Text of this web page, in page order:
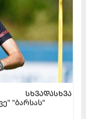
ᲡᲮᲕᲐᲓᲐᲡᲮᲕᲐ